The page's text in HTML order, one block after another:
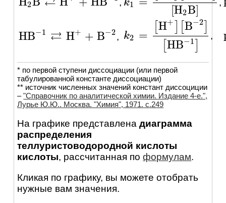
2
H2B⇄H+ +HB -1 , k1 [H2B]
k1 =[H +][HB-1][H2B] ,
HB−1 ⇄ H+ + B−2
HB- ⇄ H+ +B- 2 , k2 =
[H+ B−2
HB−1
k2 =[H +][B-2][HB-1] ,
* по первой ступени диссоциации (или первой
табулированной константе диссоциации)
** источник численных значений констант диссоциции
–"Справочник по аналитической химии. Издание 4-е.",
Лурье Ю.Ю.. Москва. "Химия", 1971. c.249
На графике представленадиаграмма
распределения
теллуристоводородной кислоты
кислоты, рассчитанная поформулам.
Кликая по графику, вы можете отобрать
нужные вам значения.